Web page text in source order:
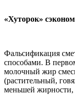
«Хуторок»
Фальсификация
способами. В
молочный жир
(растительный,
меньшей жирности,